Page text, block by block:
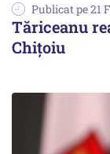
Publicat pe 21
Tăriceanu
Chițoiu